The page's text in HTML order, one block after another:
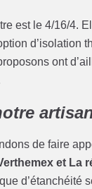
est le 4/16/4.
d’isolation
ont
de faire
et La
d’étanchéité